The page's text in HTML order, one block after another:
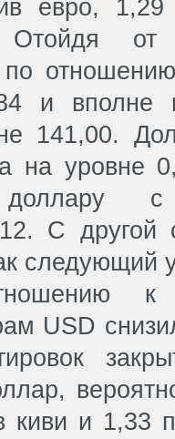
евро,
от
по
и вполне
141,00.
на уровне
доллару
С другой
следующий
к
USD
киви и 1,33